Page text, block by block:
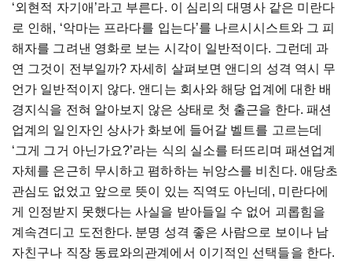
‘외현적 자기애’라고 부른다. 이 심리의 대명사 같은 미란다
로 인해, ‘악마는 프라다를 입는다’를 나르시시스트와 그 피
해자를 그려낸 영화로 보는 시각이 일반적이다. 그런데 과
연 그것이 전부일까? 자세히 살펴보면 앤디의 성격 역시 무
언가 일반적이지 않다. 앤디는 회사와 해당 업계에 대한 배
경지식을 전혀 알아보지 않은 상태로 첫 출근을 한다. 패션
업계의 일인자인 상사가 화보에 들어갈 벨트를 고르는데
‘그게 그거 아닌가요?’라는 식의 실소를 터뜨리며 패션업계
자체를 은근히 무시하고 폄하하는 뉘앙스를 비친다. 애당초
관심도 없었고 앞으로 뜻이 있는 직역도 아닌데, 미란다에
게 인정받지 못했다는 사실을 받아들일 수 없어 괴롭힘을
계속견디고 도전한다. 분명 성격 좋은 사람으로 보이나 남
자친구나 직장 동료와의관계에서 이기적인 선택들을 한다.